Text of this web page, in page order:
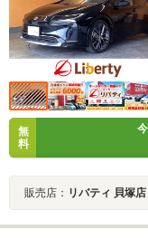
無
料
販売店： リバティ 貝塚店